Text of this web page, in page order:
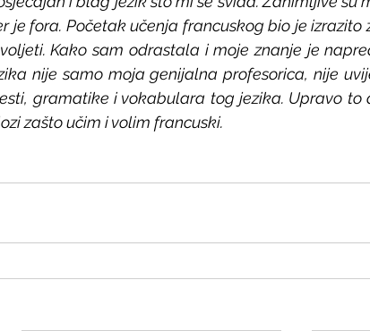
je fora. Početak učenja francuskog bio je izrazito
Kako sam odrastala i moje znanje je
nije samo moja genijalna profesorica, nije
gramatike i vokabulara tog jezika. Upravo to
zašto učim i volim francuski.